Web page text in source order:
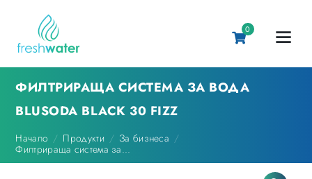
0
ФИЛТРИРАЩА СИСТЕМА ЗА ВОДА
BLUSODA BLACK 30 FIZZ
Начало Продукти
За бизнеса
Филтрираща система за...